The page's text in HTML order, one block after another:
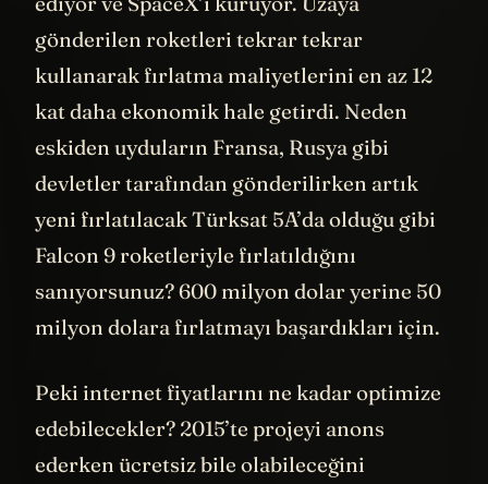
ediyor ve SpaceX’i kuruyor. Uzaya
gönderilen roketleri tekrar tekrar
kullanarak fırlatma maliyetlerini en az 12
kat daha ekonomik hale getirdi. Neden
eskiden uyduların Fransa, Rusya gibi
devletler tarafından gönderilirken artık
yeni fırlatılacak Türksat 5A’da olduğu gibi
Falcon 9 roketleriyle fırlatıldığını
sanıyorsunuz? 600 milyon dolar yerine 50
Peki internet fiyatlarını ne kadar optimize
edebilecekler? 2015’te projeyi anons